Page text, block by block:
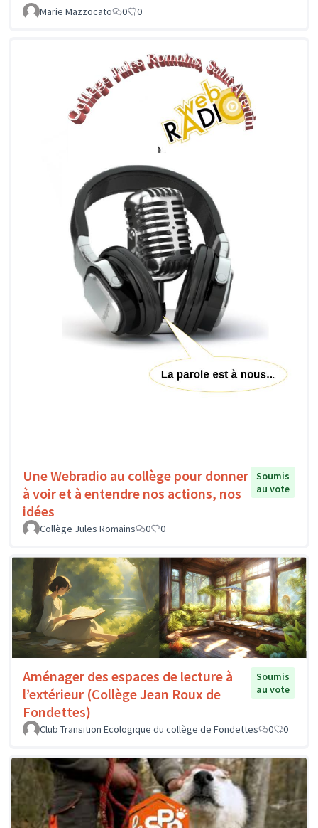
Marie Mazzocato
0 0
Une Webradio au collège pour donner
à voir et à entendre nos actions, nos
idées
Soumis
au vote
Collège Jules Romains 0 0
Aménager des espaces de lecture à
l’extérieur (Collège Jean Roux de
Fondettes)
Soumis
au vote
Club Transition Ecologique du collège de Fondettes 0 0